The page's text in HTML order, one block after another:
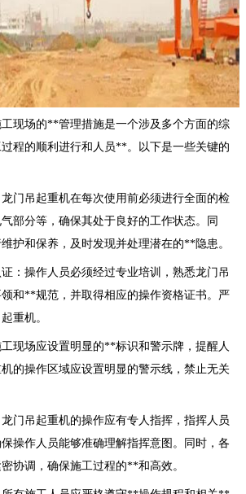
现场的**管理措施是一个涉及多个方面的综
程的顺利进行和人员**。以下是一些关键的
门吊起重机在每次使用前必须进行全面的检
部分等，确保其处于良好的工作状态。同
护和保养，及时发现并处理潜在的**隐患。
：操作人员必须经过专业培训，熟悉龙门吊
和**规范，并取得相应的操作资格证书。严
重机。
现场应设置明显的**标识和警示牌，提醒人
的操作区域应设置明显的警示线，禁止无关
门吊起重机的操作应有专人指挥，指挥人员
操作人员能够准确理解指挥意图。同时，各
协调，确保施工过程的**和高效。